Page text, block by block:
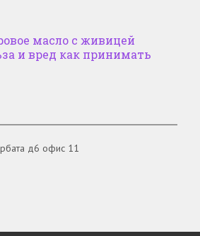
масло с живицей
и вред как принимать
д6 офис 11